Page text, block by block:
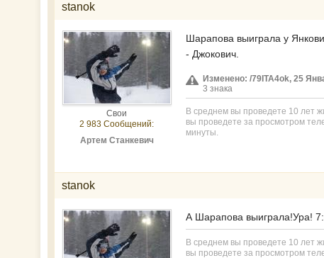
stanok
Свои
2 983 Сообщений:
Артем Станкевич
Шарапова выиграла у
- Джокович.
Изменено: /79ITA4ok, 25
3 знака
В среднем вы проведете 10 лет
вы проведете за просмотром
минуты.
stanok
А Шарапова выиграла!Ура!
В среднем вы проведете 10 лет
вы проведете за просмотром